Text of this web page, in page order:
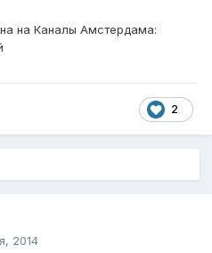
на Каналы Амстердама:
2
2014